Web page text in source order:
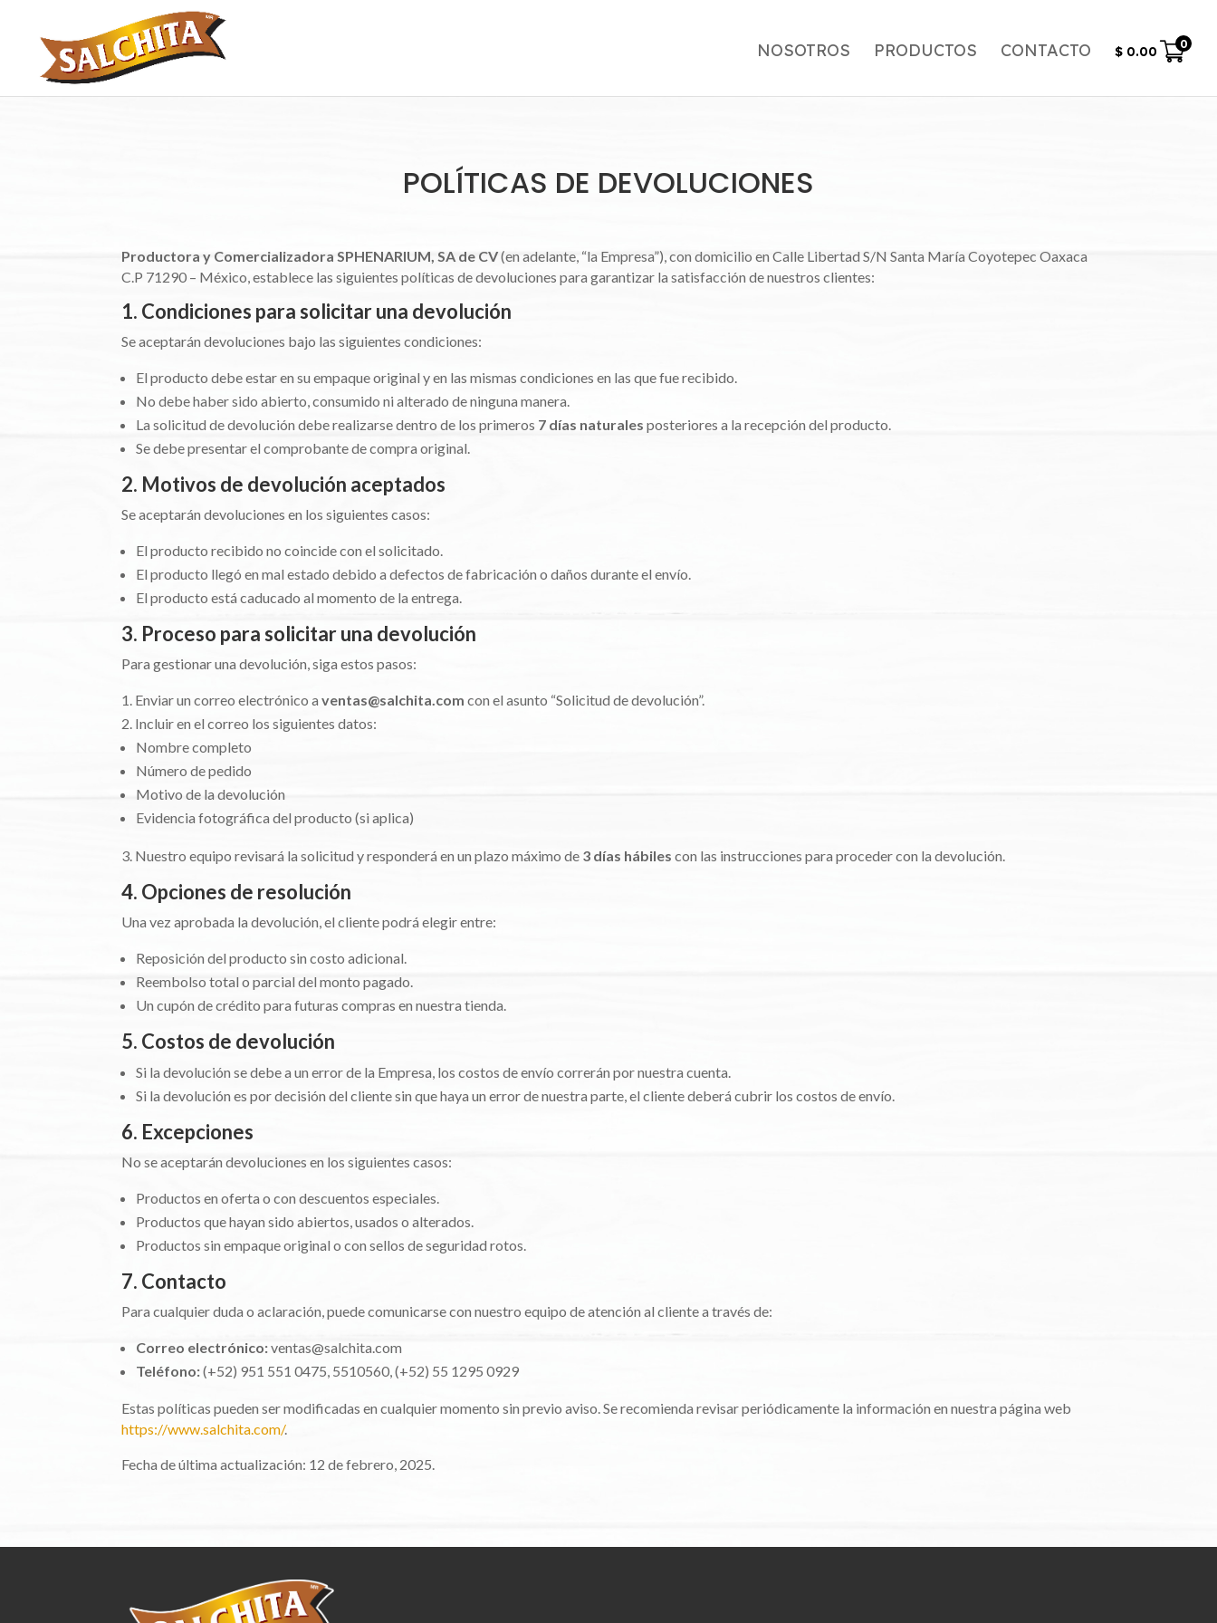
NOSOTROS PRODUCTOS CONTACTO $ 0.00 0
POLÍTICAS DE DEVOLUCIONES
Productora y Comercializadora SPHENARIUM, SA de CV(en adelante, “la Empresa”), con domicilio en Calle Libertad S/N Santa María Coyotepec Oaxaca
C.P 71290 – México, establece las siguientes políticas de devoluciones para garantizar la satisfacción de nuestros clientes:
1. Condiciones para solicitar una devolución
Se aceptarán devoluciones bajo las siguientes condiciones:
El producto debe estar en su empaque original y en las mismas condiciones en las que fue recibido.
No debe haber sido abierto, consumido ni alterado de ninguna manera.
La solicitud de devolución debe realizarse dentro de los primeros 7 días naturales posteriores a la recepción del producto.
Se debe presentar el comprobante de compra original.
2. Motivos de devolución aceptados
Se aceptarán devoluciones en los siguientes casos:
El producto recibido no coincide con el solicitado.
El producto llegó en mal estado debido a defectos de fabricación o daños durante el envío.
El producto está caducado al momento de la entrega.
3. Proceso para solicitar una devolución
Para gestionar una devolución, siga estos pasos:
Enviar un correo electrónico aventas@salchita.com con el asunto “Solicitud de devolución”.
Incluir en el correo los siguientes datos:
Nombre completo
Número de pedido
Motivo de la devolución
Evidencia fotográfica del producto (si aplica)
Nuestro equipo revisará la solicitud y responderá en un plazo máximo de 3 días hábiles con las instrucciones para proceder con la devolución.
4. Opciones de resolución
Una vez aprobada la devolución, el cliente podrá elegir entre:
Reposición del producto sin costo adicional.
Reembolso total o parcial del monto pagado.
Un cupón de crédito para futuras compras en nuestra tienda.
5. Costos de devolución
Si la devolución se debe a un error de la Empresa, los costos de envío correrán por nuestra cuenta.
Si la devolución es por decisión del cliente sin que haya un error de nuestra parte, el cliente deberá cubrir los costos de envío.
6. Excepciones
No se aceptarán devoluciones en los siguientes casos:
Productos en oferta o con descuentos especiales.
Productos que hayan sido abiertos, usados o alterados.
Productos sin empaque original o con sellos de seguridad rotos.
7. Contacto
Para cualquier duda o aclaración, puede comunicarse con nuestro equipo de atención al cliente a través de:
Correo electrónico:ventas@salchita.com
Teléfono:(+52) 951 551 0475, 5510560, (+52) 55 1295 0929
Estas políticas pueden ser modificadas en cualquier momento sin previo aviso. Se recomienda revisar periódicamente la información en nuestra página web
https://www.salchita.com/.
Fecha de última actualización: 12 de febrero, 2025.